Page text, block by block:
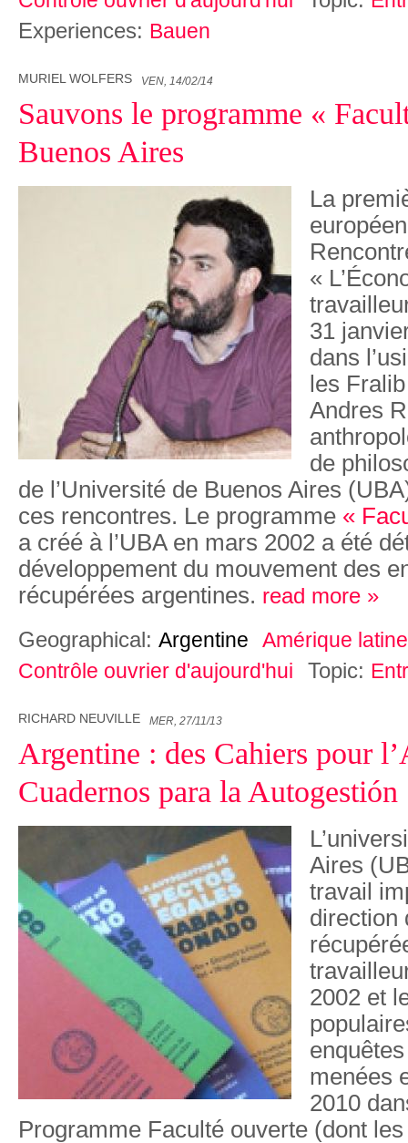
Experiences: Bauen
MURIEL WOLFERS VEN, 14/02/14
Sauvons le programme «
Buenos Aires
La
«
31
dans
les
Andres
de
de l’Université de Buenos Aires
ces rencontres. Le programme «
a créé à l’UBA en mars 2002 a été
développement du mouvement des
récupérées argentines. read more »
Geographical: Argentine
Amérique latine
Contrôle ouvrier d'aujourd'hui
Topic:
RICHARD NEUVILLE MER, 27/11/13
Argentine : des Cahiers pour
Cuadernos para la Autogestión
Aires
travail
direction
2002 et
menées
2010
Programme Faculté ouverte (dont